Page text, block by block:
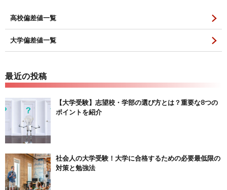
高校偏差値一覧
大学偏差値一覧
最近の投稿
【大学受験】志望校・学部の選び方とは？重要な8つの
ポイントを紹介
社会人の大学受験！大学に合格するための必要最低限の
対策と勉強法